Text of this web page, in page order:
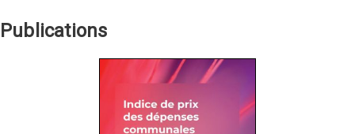
Publications